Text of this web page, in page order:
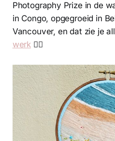
Photography Prize in de
in Congo, opgegroeid in
Vancouver, en dat zie je
werk 👌🏼